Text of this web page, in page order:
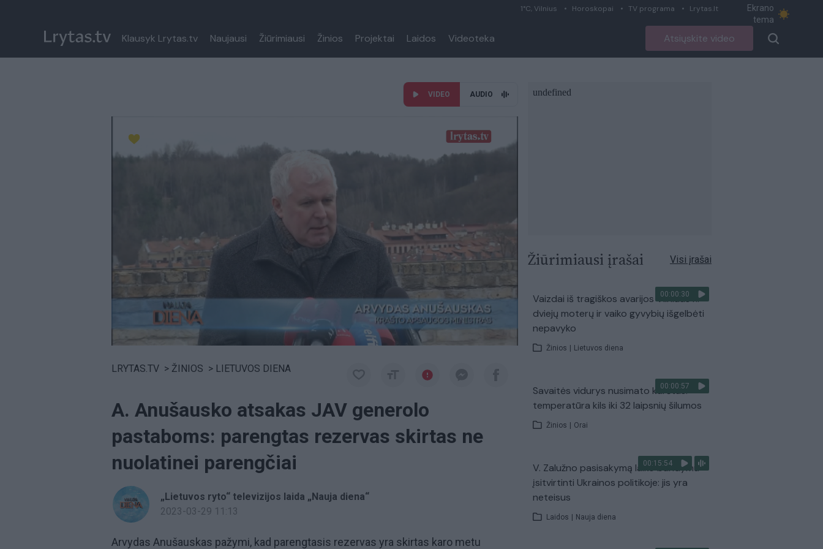
1°C, Vilnius Horoskopai TV programa Lrytas.lt
Ekrano
tema
Klausyk Lrytas.tv Naujausi Žiūrimiausi Žinios Projektai Laidos Videoteka Atsiųskite video
VIDEO AUDIO
LRYTAS.TV > ŽINIOS > LIETUVOS DIENA
A. Anušausko atsakas JAV generolo
pastaboms: parengtas rezervas skirtas ne
nuolatinei parengčiai
„Lietuvos ryto“ televizijos laida „Nauja diena“
2023-03-29 11:13
Arvydas Anušauskas pažymi, kad parengtasis rezervas yra skirtas karo metu
Žiūrimiausi įrašai Visi įrašai
00:00:30
Vaizdai iš tragiškos avarijos Vilniaus r.:
dviejų moterų ir vaiko gyvybių išgelbėti
nepavyko
Žinios Lietuvos diena
00:00:57
Savaitės vidurys nusimato karštas:
temperatūra kils iki 32 laipsnių šilumos
Žinios Orai
00:15:54
V. Zalužno pasisakymą laiko bandymu
įsitvirtinti Ukrainos politikoje: jis yra
neteisus
Laidos Nauja diena